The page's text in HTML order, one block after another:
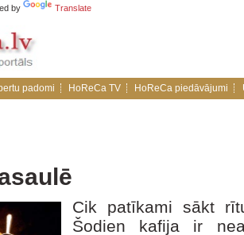
by Translate
padomi HoReCa TV HoReCa piedāvājumi
Cik patīkami sākt
Šodien kafija ir